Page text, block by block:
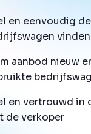
en eenvoudig
vinden
aanbod nieuw
en vertrouwd in
de verkoper